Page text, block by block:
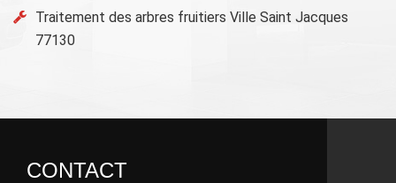
Traitement des arbres fruitiers Ville Saint Jacques
77130
CONTACT